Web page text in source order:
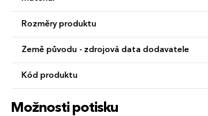
Rozměry produktu
Země původu - zdrojová data dodavatele
Kód produktu
Možnosti potisku